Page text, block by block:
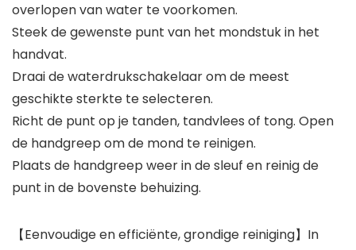
overlopen van water te voorkomen.
Steek de gewenste punt van het mondstuk in het
handvat.
Draai de waterdrukschakelaar om de meest
geschikte sterkte te selecteren.
Richt de punt op je tanden, tandvlees of tong. Open
de handgreep om de mond te reinigen.
Plaats de handgreep weer in de sleuf en reinig de
punt in de bovenste behuizing.
【Eenvoudige en efficiënte, grondige reiniging】In